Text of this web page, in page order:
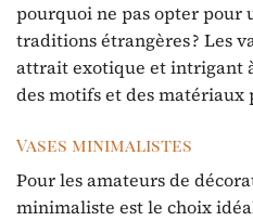
pourquoi ne pas opter pour
traditions étrangères ? Les
attrait exotique et intrigant
des motifs et des
Vases minimalistes
Pour les amateurs de
minimaliste est le choix